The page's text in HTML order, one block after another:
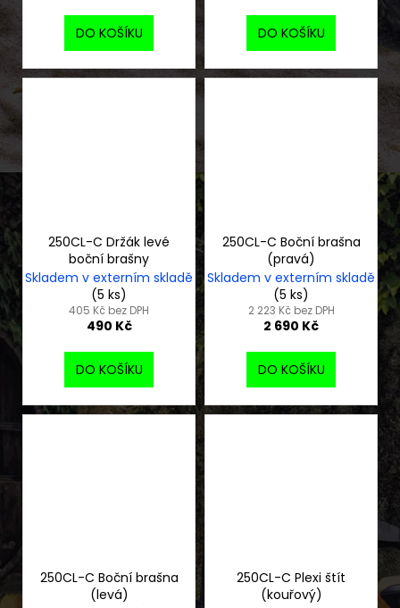
DO KOŠÍKU DO KOŠÍKU
250CL-C Držák levé
boční brašny
Skladem v externím skladě
(5 ks)
405 Kč bez DPH
490 Kč
DO KOŠÍKU
250CL-C Boční brašna
(pravá)
Skladem v externím skladě
(5 ks)
2 223 Kč bez DPH
2 690 Kč
DO KOŠÍKU
250CL-C Boční brašna
(levá)
250CL-C Plexi štít
(kouřový)